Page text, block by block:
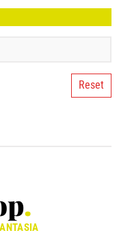
Reset
.